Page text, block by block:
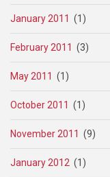
January 2011 (1)
February 2011 (3)
May 2011 (1)
October 2011 (1)
November 2011 (9)
January 2012 (1)